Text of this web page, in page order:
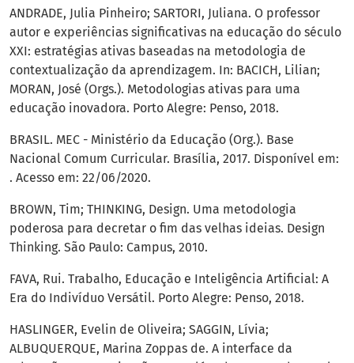
ANDRADE, Julia Pinheiro; SARTORI, Juliana. O professor
autor e experiências significativas na educação do século
XXI: estratégias ativas baseadas na metodologia de
contextualização da aprendizagem. In: BACICH, Lilian;
MORAN, José (Orgs.). Metodologias ativas para uma
educação inovadora. Porto Alegre: Penso, 2018.
BRASIL. MEC - Ministério da Educação (Org.). Base
Nacional Comum Curricular. Brasília, 2017. Disponível em:
. Acesso em: 22/06/2020.
BROWN, Tim; THINKING, Design. Uma metodologia
poderosa para decretar o fim das velhas ideias. Design
Thinking. São Paulo: Campus, 2010.
FAVA, Rui. Trabalho, Educação e Inteligência Artificial: A
Era do Indivíduo Versátil. Porto Alegre: Penso, 2018.
HASLINGER, Evelin de Oliveira; SAGGIN, Lívia;
ALBUQUERQUE, Marina Zoppas de. A interface da